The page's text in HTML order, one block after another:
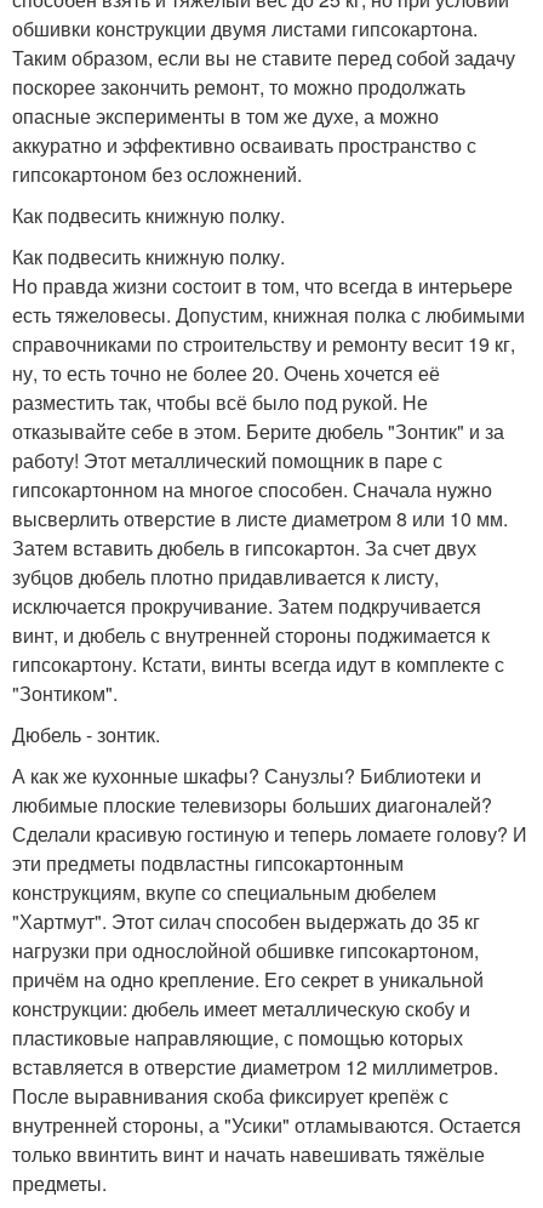
обшивки конструкции двумя листами гипсокартона.
Таким образом, если вы не ставите перед собой задачу
поскорее закончить ремонт, то можно продолжать
опасные эксперименты в том же духе, а можно
аккуратно и эффективно осваивать пространство с
гипсокартоном без осложнений.
Как подвесить книжную полку.
Как подвесить книжную полку.
Но правда жизни состоит в том, что всегда в интерьере
есть тяжеловесы. Допустим, книжная полка с любимыми
справочниками по строительству и ремонту весит 19 кг,
ну, то есть точно не более 20. Очень хочется её
разместить так, чтобы всё было под рукой. Не
отказывайте себе в этом. Берите дюбель "Зонтик" и за
работу! Этот металлический помощник в паре с
гипсокартонном на многое способен. Сначала нужно
высверлить отверстие в листе диаметром 8 или 10 мм.
Затем вставить дюбель в гипсокартон. За счет двух
зубцов дюбель плотно придавливается к листу,
исключается прокручивание. Затем подкручивается
винт, и дюбель с внутренней стороны поджимается к
гипсокартону. Кстати, винты всегда идут в комплекте с
"Зонтиком".
Дюбель - зонтик.
А как же кухонные шкафы? Санузлы? Библиотеки и
любимые плоские телевизоры больших диагоналей?
Сделали красивую гостиную и теперь ломаете голову? И
эти предметы подвластны гипсокартонным
конструкциям, вкупе со специальным дюбелем
"Хартмут". Этот силач способен выдержать до 35 кг
нагрузки при однослойной обшивке гипсокартоном,
причём на одно крепление. Его секрет в уникальной
конструкции: дюбель имеет металлическую скобу и
пластиковые направляющие, с помощью которых
вставляется в отверстие диаметром 12 миллиметров.
После выравнивания скоба фиксирует крепёж с
внутренней стороны, а "Усики" отламываются. Остается
только ввинтить винт и начать навешивать тяжёлые
предметы.